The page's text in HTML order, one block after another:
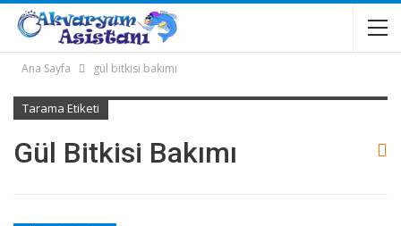
Ana Sayfa gül bitkisi bakımı
Tarama Etiketi
Gül Bitkisi Bakımı